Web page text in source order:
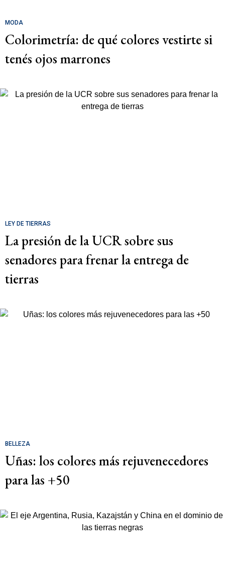
MODA
Colorimetría: de qué colores vestirte si
tenés ojos marrones
LEY DE TIERRAS
La presión de la UCR sobre sus
senadores para frenar la entrega de
tierras
BELLEZA
Uñas: los colores más rejuvenecedores
para las +50